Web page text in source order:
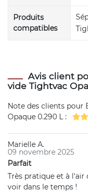
Produits
compatibles
Avis client
vide Tightvac
Note des clients pour
Opaque 0.290 L:
Marielle A.
09 novembre 2025
Parfait
Très pratique et à l'air
voir dans le temps !